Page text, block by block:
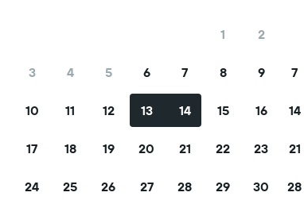
Filtre tilbudene dine
1 2
3 4 5 6 7 8 9
10 11 12 13 14 15 16
17 18 19 20 21 22 23
24 25 26 27 28 29 30
7
14
21
28